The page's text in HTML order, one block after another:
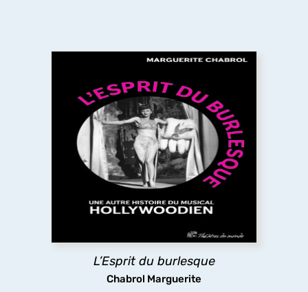
L’Esprit du burlesque
Chabrol Marguerite
L’Esprit du burlesque
L’ouvrage revisite l’âge d’or du film musical
américain du XXe siècle en y cherchant l’héritage
burlesquequi se trouve aux origines
du genre, mais que le cinéma a en partie effacé
pour privilégier sa dimension romantique.
découvrir